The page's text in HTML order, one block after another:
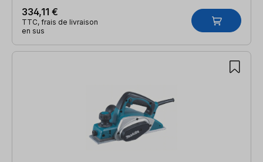
334,11 €
TTC, frais de livraison
en sus